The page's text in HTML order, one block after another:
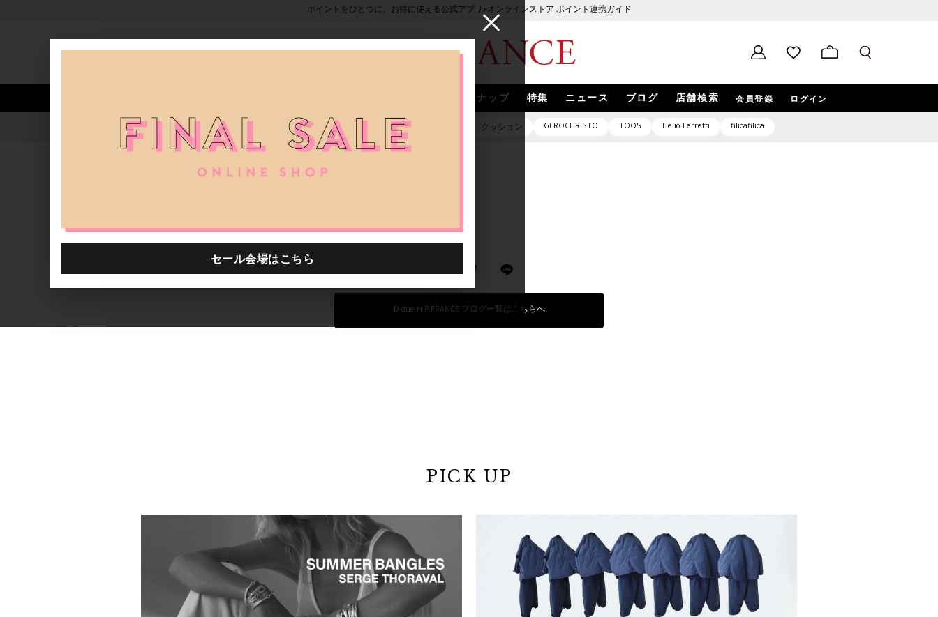
ポイントをひとつに。お得に使える公式アプリ×オンラインストア ポイント連携ガイド
スナップ 特集 ニュース ブログ 店舗検索 会員登録 ログイン
人気ワード セール 40th限定 ピアス バッグ クッション GEROCHRISTO TOOS Helio Ferretti filicafilica
D-due H.P.FRANCED-due
D-due H.P.FRANCE ブログ一覧はこちらへ
PICK UP